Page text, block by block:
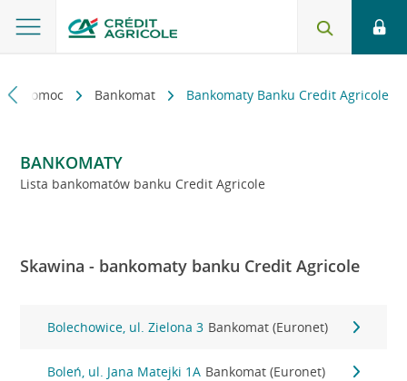
i pomoc Bankomat Bankomaty Banku Credit Agricole
BANKOMATY
Lista bankomatów banku Credit Agricole
Skawina - bankomaty banku Credit Agricole
Bolechowice, ul. Zielona 3 Bankomat (Euronet)
Boleń, ul. Jana Matejki 1A Bankomat (Euronet)